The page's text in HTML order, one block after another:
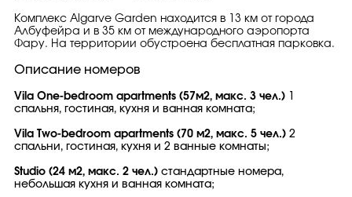
Комплекс Algarve Garden находится в 13 км от города
Албуфейра и в 35 км от международного аэропорта
Фару. На территории обустроена бесплатная парковка.
Описание номеров
Vila One-bedroom apartments (57м2, макс. 3 чел.)
спальня, гостиная, кухня и ванная комната;
Vila Two-bedroom apartments (70 м2, макс. 5 чел.) 2
спальни, гостиная, кухня и 2 ванные комнаты;
Studio (24 м2, макс. 2 чел.) стандартные номера,
небольшая кухня и ванная комната;